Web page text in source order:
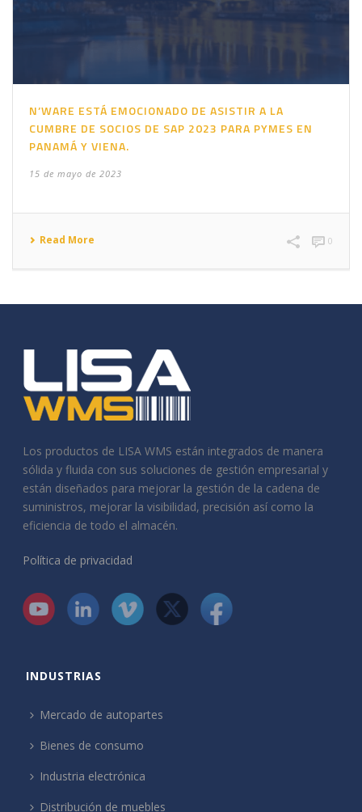
N’WARE ESTÁ EMOCIONADO DE ASISTIR A LA
CUMBRE DE SOCIOS DE SAP 2023 PARA PYMES EN
PANAMÁ Y VIENA.
15 de mayo de 2023
Read More 0
Los productos de LISA WMS están integrados de manera
sólida y fluida con sus soluciones de gestión empresarial y
están diseñados para mejorar la gestión de la cadena de
suministros, mejorar la visibilidad, precisión así como la
eficiencia de todo el almacén.
Política de privacidad
INDUSTRIAS
Mercado de autopartes
Bienes de consumo
Industria electrónica
Distribución de muebles